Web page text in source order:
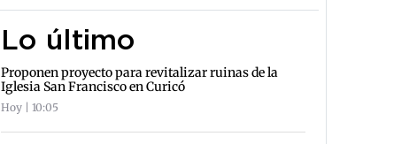
Lo último
Proponen proyecto para revitalizar ruinas de la
Iglesia San Francisco en Curicó
Hoy | 10:05